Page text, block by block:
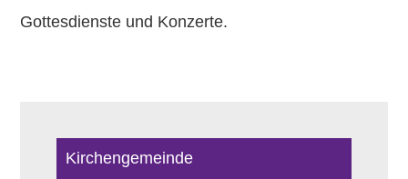
Kirchengemeinde
Gottesdienste und Konzerte.